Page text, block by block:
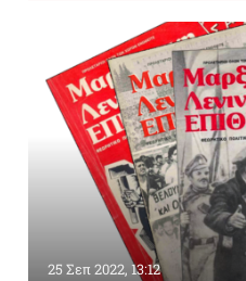
25 Σεπ 2022, 13:12